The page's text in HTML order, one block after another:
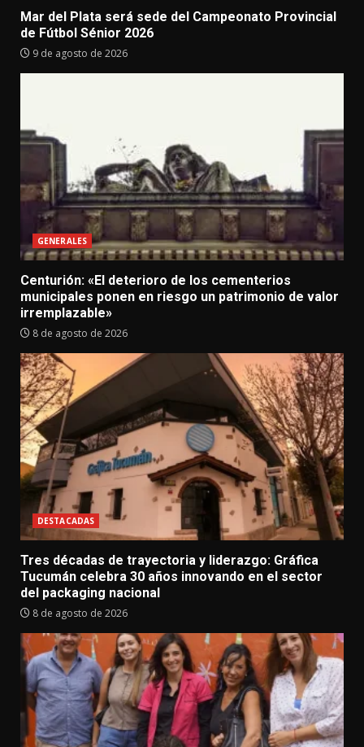
Mar del Plata será sede del Campeonato Provincial
de Fútbol Sénior 2026
9 de agosto de 2026
GENERALES
Centurión: «El deterioro de los cementerios
municipales ponen en riesgo un patrimonio de valor
irremplazable»
8 de agosto de 2026
DESTACADAS
Tres décadas de trayectoria y liderazgo: Gráfica
Tucumán celebra 30 años innovando en el sector
del packaging nacional
8 de agosto de 2026